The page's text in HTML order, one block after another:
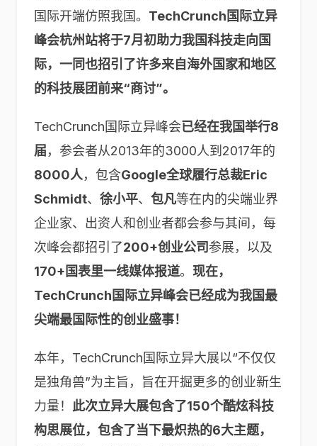
国际开端仿照我国。 TechCrunch国际立异
峰会杭州站将于7月初助力我国科技走向国
际，一同也招引了许多来自海外国家和地区
的科技展团前来“商讨”。
TechCrunch国际立异峰会已经在我国举行8
届，参会者从2013年的3000人到2017年的
8000人，包含Google全球履行总裁Eric
Schmidt、 徐小平、 包凡等在内的尖端业界
企业家、出资人和创业者都会参与其间，每
次峰会都招引了200+创业公司参展，以及
170+国表里一线媒体报道。 现在，
TechCrunch国际立异峰会已经成为我国最
尖端最国际性的创业盛事！
本年，TechCrunch国际立异大展以“不仅仅
是独角兽”为主旨，旨在开掘更多的创业新生
力量！ 此次立异大展包含了150个酷炫科技
构思展位，包含了当下最炽热的6大主题，